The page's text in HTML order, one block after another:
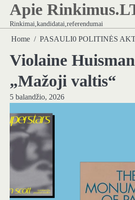
Skip
content
Apie
Rinkimai,kandidatai,referendumai
Home PASAULI0 POLITINĖS
Violaine
„Mažoji valtis“
5 balandžio, 2026